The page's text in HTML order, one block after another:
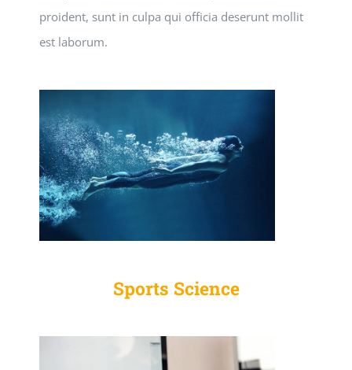
proident, sunt in culpa qui officia deserunt mollit
est laborum.
Sports Science